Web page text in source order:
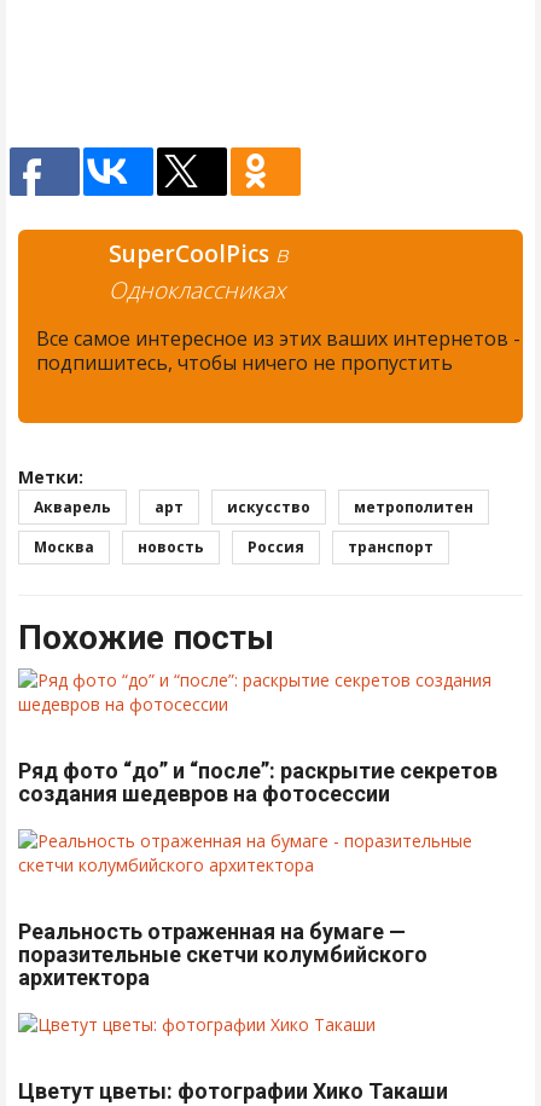
SuperCoolPics в
Одноклассниках
Все самое интересное из этих ваших интернетов -
подпишитесь, чтобы ничего не пропустить
Метки:
Акварель арт искусство
метрополитен
Москва
новость Россия транспорт
Похожие посты
Ряд фото “до” и “после”: раскрытие секретов
создания шедевров на фотосессии
Реальность отраженная на бумаге —
поразительные скетчи колумбийского
архитектора
Цветут цветы: фотографии Хико Такаши